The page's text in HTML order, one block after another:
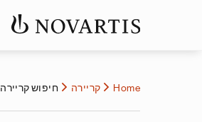
Home קריירה חיפוש קריירה